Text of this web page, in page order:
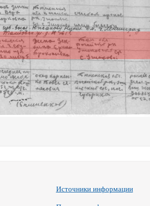
Источники информации